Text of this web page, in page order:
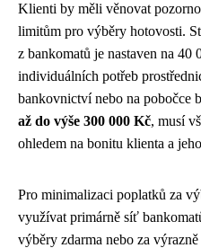
Klienti by měli věnovat
limitům pro výběry hotovosti.
z bankomatů je nastaven na
individuálních potřeb
bankovnictví nebo na pobočce
až do výše 300 000 Kč, musí
ohledem na bonitu klienta a
Pro minimalizaci poplatků za
využívat primárně síť
výběry zdarma nebo za